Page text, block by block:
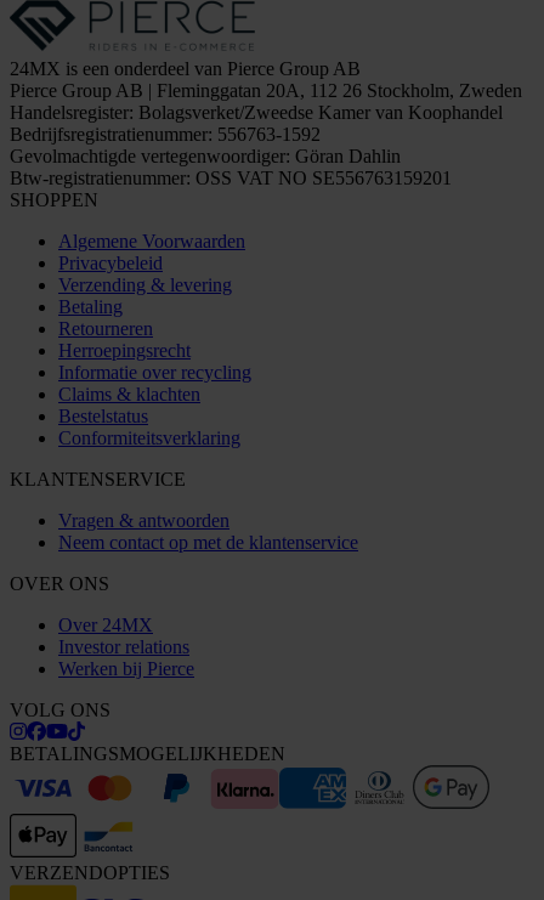
24MX is een onderdeel van Pierce Group AB
Pierce Group AB | Fleminggatan 20A, 112 26 Stockholm, Zweden
Handelsregister: Bolagsverket/Zweedse Kamer van Koophandel
Bedrijfsregistratienummer: 556763-1592
Gevolmachtigde vertegenwoordiger: Göran Dahlin
Btw-registratienummer: OSS VAT NO SE556763159201
SHOPPEN
Algemene Voorwaarden
Privacybeleid
Verzending & levering
Betaling
Retourneren
Herroepingsrecht
Informatie over recycling
Claims & klachten
Bestelstatus
Conformiteitsverklaring
KLANTENSERVICE
Vragen & antwoorden
Neem contact op met de klantenservice
OVER ONS
Over 24MX
Investor relations
Werken bij Pierce
VOLG ONS
BETALINGSMOGELIJKHEDEN
VERZENDOPTIES